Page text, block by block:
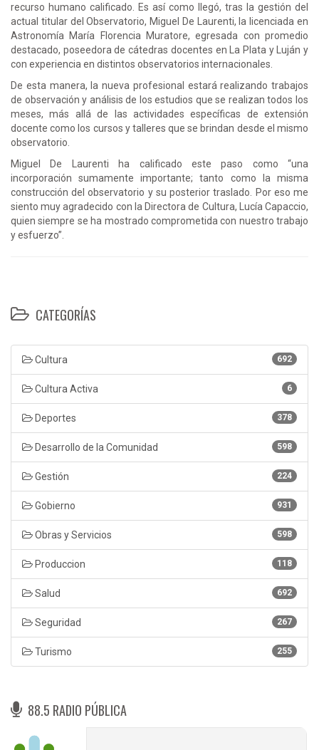
recurso humano calificado. Es así como llegó, tras la gestión del
actual titular del Observatorio, Miguel De Laurenti, la licenciada en
Astronomía María Florencia Muratore, egresada con promedio
destacado, poseedora de cátedras docentes en La Plata y Luján y
con experiencia en distintos observatorios internacionales.
De esta manera, la nueva profesional estará realizando trabajos
de observación y análisis de los estudios que se realizan todos los
meses, más allá de las actividades específicas de extensión
docente como los cursos y talleres que se brindan desde el mismo
observatorio.
Miguel De Laurenti ha calificado este paso como “una
incorporación sumamente importante; tanto como la misma
construcción del observatorio y su posterior traslado. Por eso me
siento muy agradecido con la Directora de Cultura, Lucía Capaccio,
quien siempre se ha mostrado comprometida con nuestro trabajo
y esfuerzo”.
CATEGORÍAS
692
Cultura
6
Cultura Activa
378
Deportes
598
Desarrollo de la Comunidad
224
Gestión
931
Gobierno
598
Obras y Servicios
118
Produccion
692
Salud
267
Seguridad
255
Turismo
88.5 RADIO PÚBLICA